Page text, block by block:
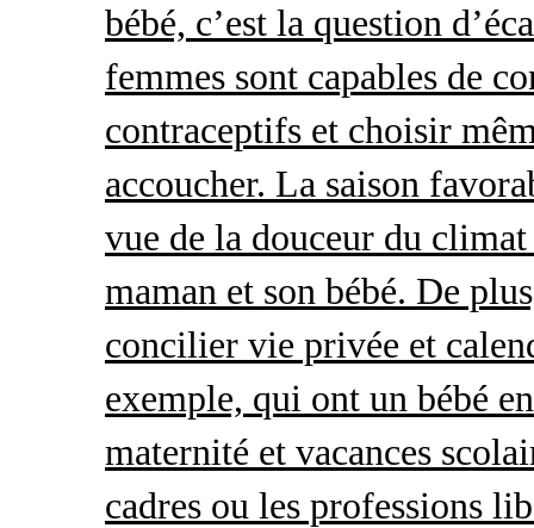
bébé, c’est la question
femmes sont capables de
contraceptifs et choisir
accoucher. La saison
vue de la douceur du
maman et son bébé. De
concilier vie privée et
exemple, qui ont un bébé
maternité et vacances
cadres ou les professions